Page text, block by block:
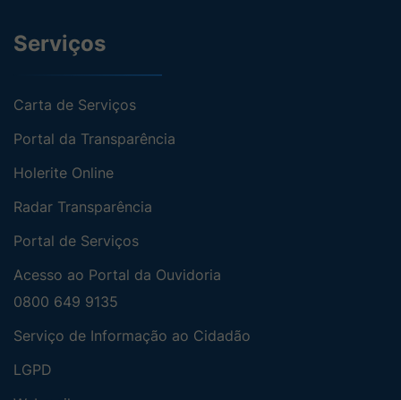
Serviços
Carta de Serviços
Portal da Transparência
Holerite Online
Radar Transparência
Portal de Serviços
Acesso ao Portal da Ouvidoria
0800 649 9135
Serviço de Informação ao Cidadão
LGPD